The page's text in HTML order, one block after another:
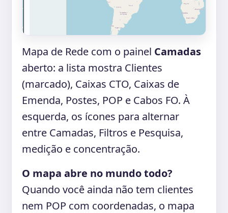
Mapa de Rede com o painel Camadas
aberto: a lista mostra Clientes
(marcado), Caixas CTO, Caixas de
Emenda, Postes, POP e Cabos FO. À
esquerda, os ícones para alternar
entre Camadas, Filtros e Pesquisa,
medição e concentração.
O mapa abre no mundo todo?
Quando você ainda não tem clientes
nem POP com coordenadas, o mapa